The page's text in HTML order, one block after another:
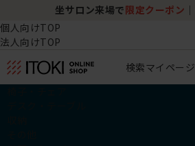
坐サロン来場で 限定クーポン
個人向けTOP
法人向けTOP
検索マイページ